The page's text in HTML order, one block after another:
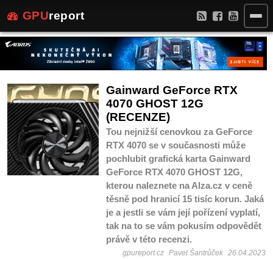
GPUreport
Gainward GeForce RTX
4070 GHOST 12G
(RECENZE)
Tou nejnižší cenovkou za GeForce
RTX 4070 se v současnosti může
pochlubit grafická karta Gainward
GeForce RTX 4070 GHOST 12G,
kterou naleznete na Alza.cz v ceně
těsně pod hranicí 15 tisíc korun. Jaká
je a jestli se vám její pořízení vyplatí,
tak na to se vám pokusím odpovědět
právě v této recenzi.
gpureport.cz Pavel Šantrůček 26.04.2023